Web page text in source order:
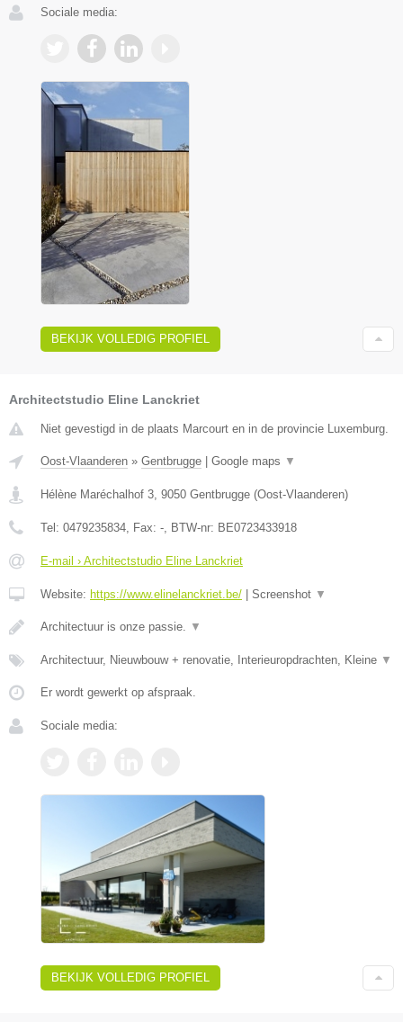
Sociale media:
BEKIJK VOLLEDIG PROFIEL
Architectstudio Eline Lanckriet
Niet gevestigd in de plaats Marcourt en in de provincie Luxemburg.
Oost-Vlaanderen » Gentbrugge Google maps ▼
Hélène Maréchalhof 3 9050 Gentbrugge (Oost-Vlaanderen)
Tel: 0479235834 , Fax: - , BTW-nr: BE0723433918
E-mail › Architectstudio Eline Lanckriet
Website: https://www.elinelanckriet.be/ Screenshot ▼
Architectuur is onze passie. ▼
Architectuur, Nieuwbouw + renovatie, Interieuropdrachten, Kleine ▼
Er wordt gewerkt op afspraak.
Sociale media:
BEKIJK VOLLEDIG PROFIEL